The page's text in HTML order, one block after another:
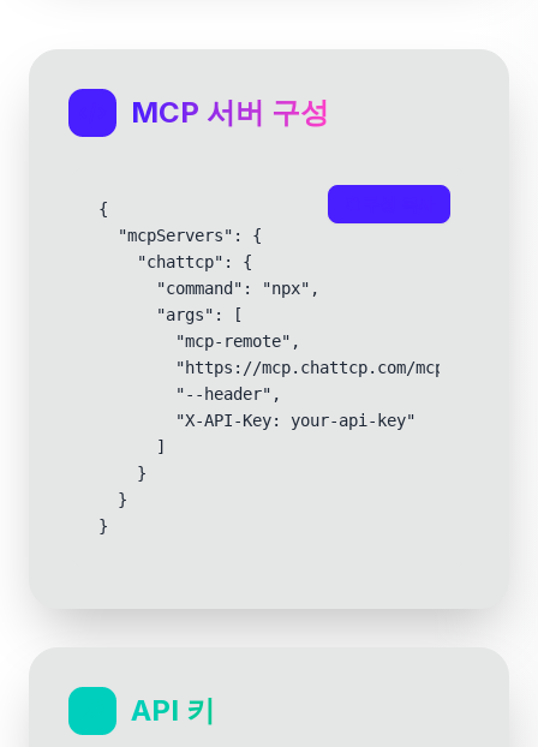
MCP 서버 구성
{
  "mcpServers": {
    "chattcp": {
      "command": "npx",
      "args": [
        "mcp-remote",
        "https://mcp.chattcp.com/mcp",
        "--header",
        "X-API-Key: your-api-key"
      ]
    }
  }
}
API 키